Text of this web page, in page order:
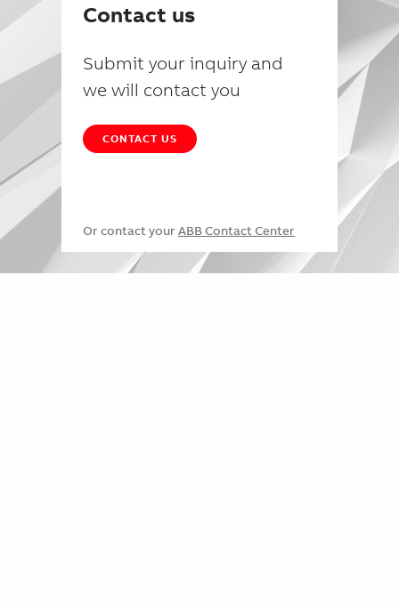
Contact us
Submit your inquiry and
we will contact you
CONTACT US
Or contact your ABB Contact Center